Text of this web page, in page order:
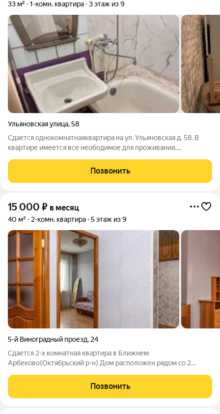
33 м² 1-комн. квартира 3 этаж из 9
Ульяновская улица,58
Сдается однокомнатнаяквартира на ул. Ульяновская д. 58. В
квартире имеется все неободимое для проживания.
Позвонить
15 000 ₽ в месяц
40 м² 2-комн. квартира 5 этаж из 9
5-й Виноградный проезд, 24
Сдается 2-х комнатная квартира в Ближнем
Арбеково(Октябрьский р-н) Дом расположен рядом со 2
расположение меж 2-х проспектов Строителей и Победы.
Маршруты во все уголки города. Квартира с
Позвонить